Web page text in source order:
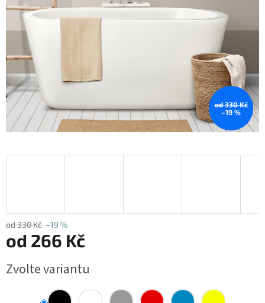
od 330 Kč
–19 %
od 330 Kč –19 %
od 266 Kč
cena:
Zvolte variantu